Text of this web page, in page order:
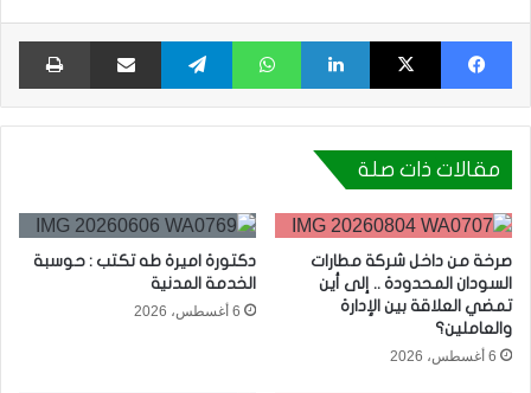
فيسبوك X لينكدإن واتساب تيلقرام مشاركة عبر البريد
مقالات ذات صلة
صرخة من داخل شركة مطارات
السودان المحدودة .. إلى أين
تمضي العلاقة بين الإدارة
والعاملين؟
6 أغسطس، 2026
دكتورة اميرة طه تكتب : حوسبة
الخدمة المدنية
6 أغسطس، 2026